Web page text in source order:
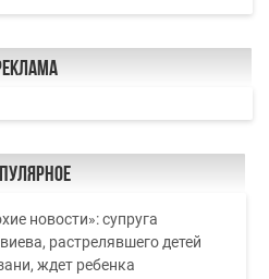
новости»: супруга
растрелявшего детей
ждет ребенка